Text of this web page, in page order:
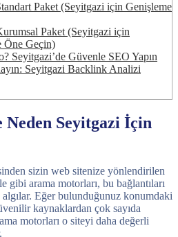
Paket (Seyitgazi için Genişleme
Paket (Seyitgazi için
Öne Geçin)
Seyitgazi’de Güvenle SEO Yapın
Seyitgazi Backlink Analizi
Seyitgazi İçin
sizin web sitenize yönlendirilen
gibi arama motorları, bu bağlantıları
Eğer bulunduğunuz konumdaki
kaynaklardan çok sayıda
motorları o siteyi daha değerli